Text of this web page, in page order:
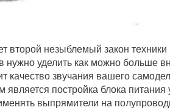
второй незыблемый закон техники
нужно уделить как можно больше
качество звучания вашего
постройка блока питания
выпрямители на